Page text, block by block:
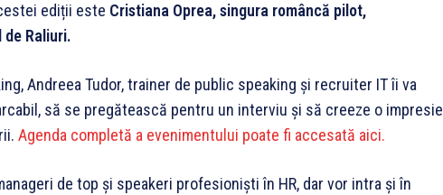
ediții este Cristiana Oprea, singura româncă pilot,
Raliuri.
Andreea Tudor, trainer de public speaking și recruiter IT îi va
să se pregătească pentru un interviu și să creeze o impresie
Agenda completă a evenimentului poate fi accesată aici.
de top și speakeri profesioniști în HR, dar vor intra și în